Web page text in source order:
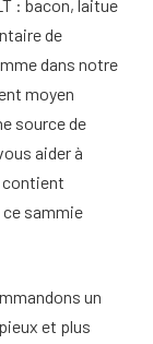
: bacon, laitue
de
dans notre
moyen
source de
aider à
contient
sammie
un
et plus